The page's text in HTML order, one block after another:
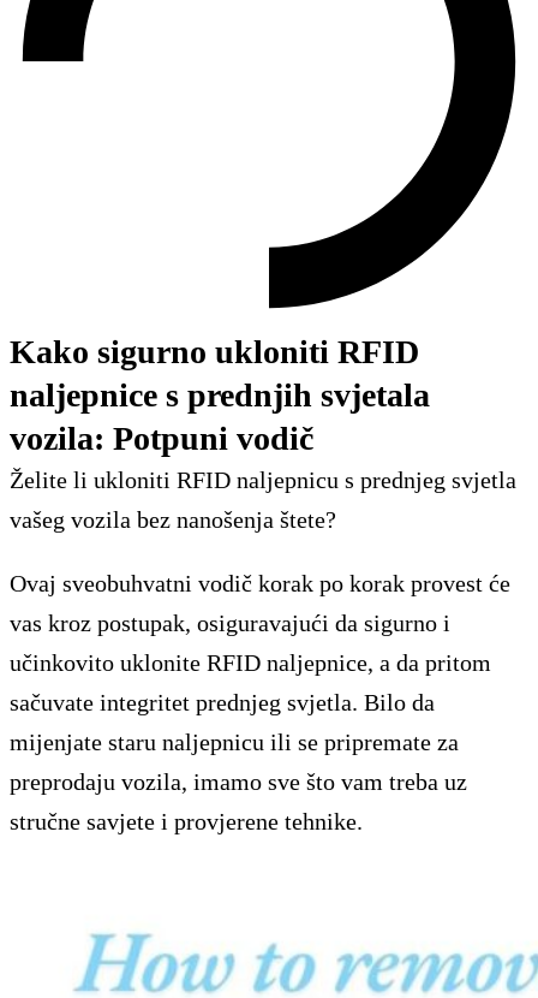
Kako sigurno ukloniti RFID
naljepnice s prednjih svjetala
vozila: Potpuni vodič
Želite li ukloniti RFID naljepnicu s prednjeg svjetla
vašeg vozila bez nanošenja štete?
Ovaj sveobuhvatni vodič korak po korak provest će
vas kroz postupak, osiguravajući da sigurno i
učinkovito uklonite RFID naljepnice, a da pritom
sačuvate integritet prednjeg svjetla. Bilo da
mijenjate staru naljepnicu ili se pripremate za
preprodaju vozila, imamo sve što vam treba uz
stručne savjete i provjerene tehnike.